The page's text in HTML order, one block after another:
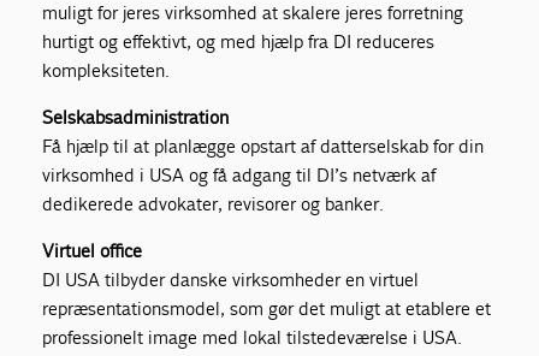
muligt for jeres virksomhed at skalere jeres forretning
hurtigt og effektivt, og med hjælp fra DI reduceres
kompleksiteten.
Selskabsadministration
Få hjælp til at planlægge opstart af datterselskab for din
virksomhed i USA og få adgang til DI’s netværk af
dedikerede advokater, revisorer og banker.
Virtuel office
DI USA tilbyder danske virksomheder en virtuel
repræsentationsmodel, som gør det muligt at etablere et
professionelt image med lokal tilstedeværelse i USA.